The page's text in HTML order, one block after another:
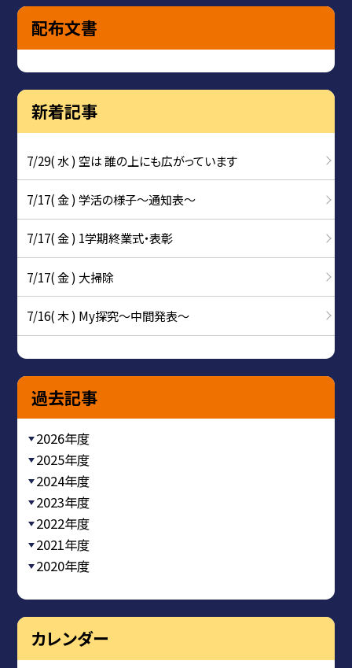
配布文書
新着記事
7/29( 水 ) 空は 誰の上にも広がっています
7/17( 金 ) 学活の様子〜通知表〜
7/17( 金 ) 1学期終業式・表彰
7/17( 金 ) 大掃除
7/16( 木 ) My探究～中間発表～
過去記事
2026年度
2025年度
2024年度
2023年度
2022年度
2021年度
2020年度
カレンダー